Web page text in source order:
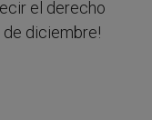
el derecho
de diciembre!